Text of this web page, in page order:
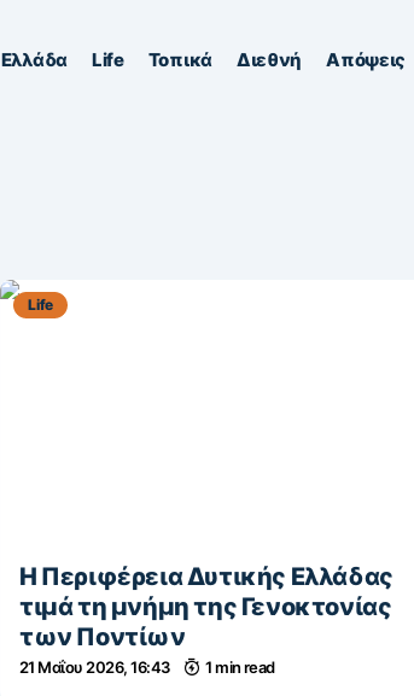
Ελλάδα Life Τοπικά Διεθνή Απόψεις
Life
H Περιφέρεια Δυτικής Ελλάδας
τιμά τη μνήμη της Γενοκτονίας
των Ποντίων
21 Μαΐου 2026, 16:43 1 min read